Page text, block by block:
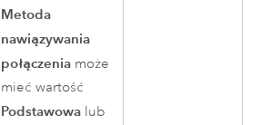
Metoda
nawiązywania
połączenia może
mieć wartość
Podstawowa lub